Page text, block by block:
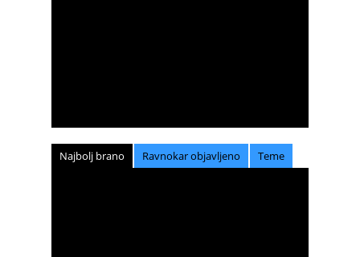
Najbolj brano Ravnokar objavljeno Teme